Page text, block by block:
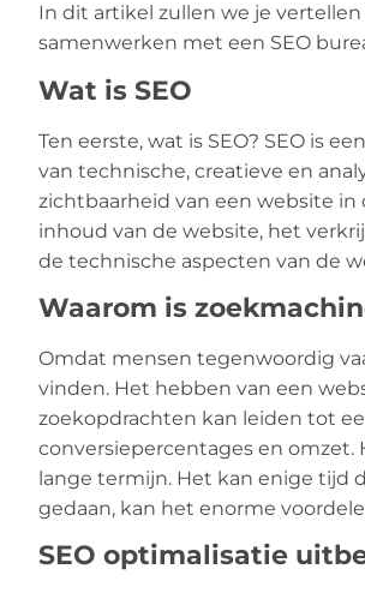
In dit artikel zullen we je
samenwerken met een SEO
Wat is SEO
Ten eerste, wat is SEO? SEO is
van technische, creatieve en
zichtbaarheid van een website
inhoud van de website, het
de technische aspecten van de
Waarom is
Omdat mensen tegenwoordig
vinden. Het hebben van een
zoekopdrachten kan leiden tot
conversiepercentages en omzet.
lange termijn. Het kan enige tijd
gedaan, kan het enorme
SEO optimalisatie